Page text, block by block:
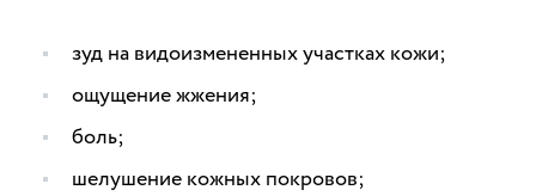
зуд на видоизмененных участках кожи;
ощущение жжения;
боль;
шелушение кожных покровов;